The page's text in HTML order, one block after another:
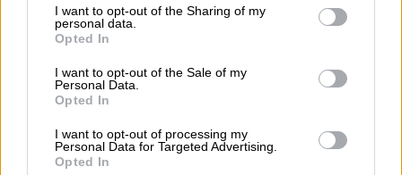
not limited to your visit or usage behaviour. You may click to
grant or deny consent to Google and its third-party tags to
use your data for below specified purposes in below Google
consent section.
I want to opt-out of the Sharing of my
personal data.
Opted In
I want to opt-out of the Sale of my
Personal Data.
Opted In
I want to opt-out of processing my
Personal Data for Targeted Advertising.
Opted In
Ήδη παρατηρούνται σημαντικά προβλήματα
κυκλοφορία των οχημάτων
Οδό Αθηνών-Λαμίας,στο ρεύμα προςΑθήνα
λόγω σύγκρουσης μεταξύ φορτηγών στο
Λυκόβρυσης.